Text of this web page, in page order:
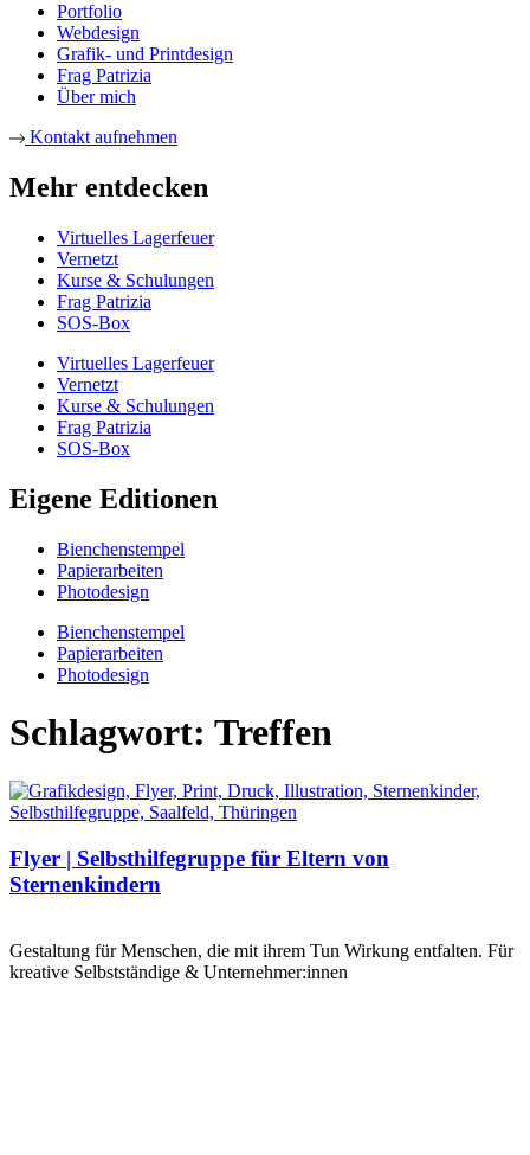
Portfolio
Webdesign
Grafik- und Printdesign
Frag Patrizia
Über mich
Kontakt aufnehmen
Mehr entdecken
Virtuelles Lagerfeuer
Vernetzt
Kurse & Schulungen
Frag Patrizia
SOS-Box
Virtuelles Lagerfeuer
Vernetzt
Kurse & Schulungen
Frag Patrizia
SOS-Box
Eigene Editionen
Bienchenstempel
Papierarbeiten
Photodesign
Bienchenstempel
Papierarbeiten
Photodesign
Schlagwort: Treffen
Flyer | Selbsthilfegruppe für Eltern von
Sternenkindern
Gestaltung für Menschen, die mit ihrem Tun Wirkung entfalten. Für
kreative Selbstständige & Unternehmer:innen